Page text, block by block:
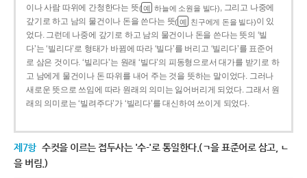
이나 사람 따위에 간청한다는 뜻( 예 하늘에 소원을 빌다), 그리고 나중에
갚기로 하고 남의 물건이나 돈을 쓴다는 뜻( 예 친구에게 돈을 빌다)이 있
었다. 그런데 나중에 갚기로 하고 남의 물건이나 돈을 쓴다는 뜻의 ‘빌
다’는 ‘빌리다’로 형태가 바뀜에 따라 ‘빌다’를 버리고 ‘빌리다’를 표준어
로 삼은 것이다. ‘빌리다’는 원래 ‘빌다’의 피동형으로서 대가를 받기로 하
고 남에게 물건이나 돈 따위를 내어 주는 것을 뜻하는 말이었다. 그러나
새로운 뜻으로 쓰임에 따라 원래의 의미는 잃어버리게 되었다. 그래서 원
래의 의미로는 ‘빌려주다’가 ‘빌리다’를 대신하여 쓰이게 되었다.
제7항 수컷을 이르는 접두사는 '수-'로 통일한다.(ㄱ을 표준어로 삼고, ㄴ
을 버림.)